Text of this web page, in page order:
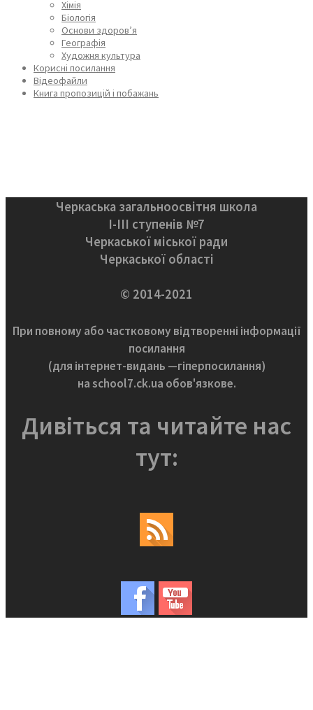
Хімія
Біологія
Основи здоров’я
Географія
Художня культура
Корисні посилання
Відеофайли
Книга пропозицій і побажань
Черкаська загальноосвітня школа
І-ІІІ ступенів №7
Черкаської міської ради
Черкаської області
© 2014-2021
При повному або частковому відтворенні інформації
посилання
(для інтернет-видань —гіперпосилання)
на school7.ck.ua обов'язкове.
Дивіться та читайте нас
тут: